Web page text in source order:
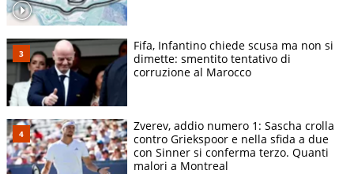
Fifa, Infantino chiede scusa ma non si
dimette: smentito tentativo di
corruzione al Marocco
Zverev, addio numero 1: Sascha crolla
contro Griekspoor e nella sfida a due
con Sinner si conferma terzo. Quanti
malori a Montreal